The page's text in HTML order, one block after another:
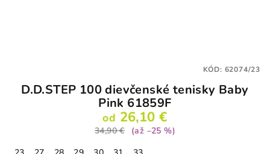
D.D.STEP 100 dievčenské tenisky Baby
Pink 61859F
od 26,10 €
34,90 €
(až –25 %)
KÓD: 62074/23